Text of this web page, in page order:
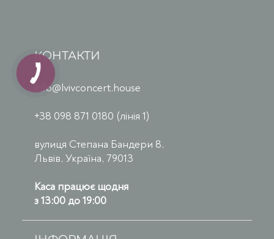
КОНТАКТИ
info@lvivconcert.house
+38 098 871 0180 (лінія 1)
вулиця Степана Бандери 8,
Львів, Україна, 79013
Каса працює щодня
з 13:00 до 19:00